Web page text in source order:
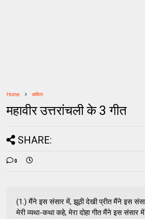
Home कविता
महावीर उत्तरांचली के 3 गीत
SHARE:
0
(1.) मैंने इस संसार में, झूठी देखी प्रीत मैंने इस
मेरी व्यथा-कथा कहे, मेरा दोहा गीत मैंने इस संसार में